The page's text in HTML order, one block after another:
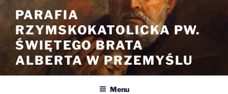
Przejdź
do
treści
PARAFIA
RZYMSKOKATOLICKA PW.
ŚWIĘTEGO BRATA
ALBERTA W PRZEMYŚLU
Menu